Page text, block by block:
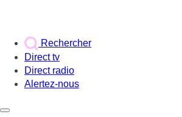
Rechercher
Direct tv
Direct radio
Alertez-nous